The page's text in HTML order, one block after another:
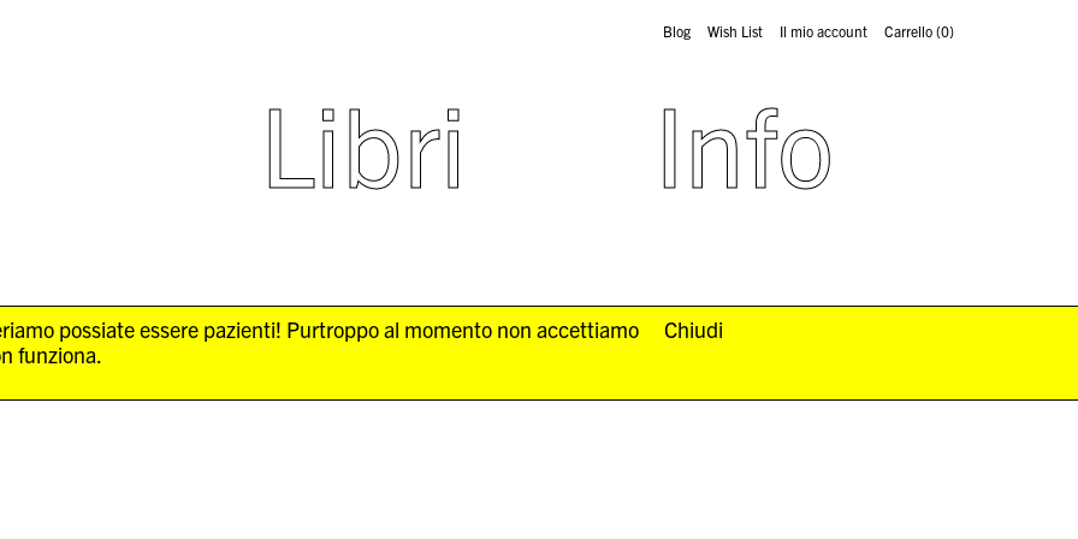
Libri Info
Blog Wish List Il mio account Carrello(0)
possiate essere pazienti! Purtroppo al momento non accettiamo
funziona.
Chiudi